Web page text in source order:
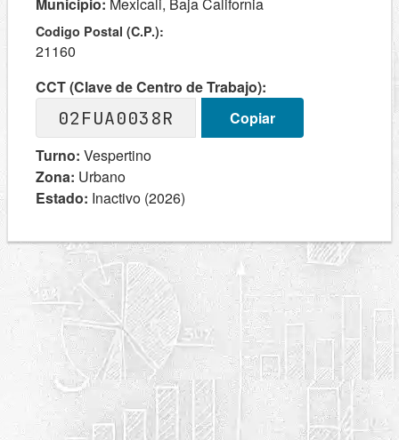
Codigo Postal (C.P.):
21160
CCT (Clave de Centro de Trabajo):
02FUA0038R
Copiar
Turno: Vespertino
Zona: Urbano
Estado: Inactivo (2026)